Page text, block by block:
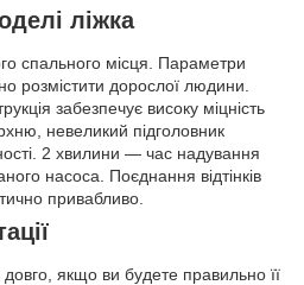
ліжка
спального місця. Параметри
розмістити дорослої людини.
забезпечує високу міцність
невеликий підголовник
2 хвилини — час надування
насоса. Поєднання відтінків
привабливо.
якщо ви будете правильно її